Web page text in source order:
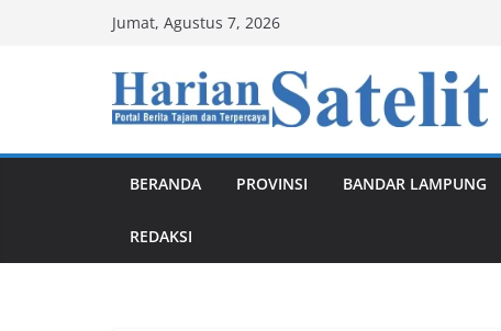
Jumat, Agustus 7, 2026
BERANDA PROVINSI BANDAR LAMPUNG
REDAKSI